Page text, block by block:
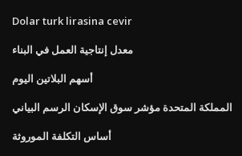
Dolar turk lirasina cevir
معدل إنتاجية العمل في البناء
أسهم البلاتين اليوم
المملكة المتحدة مؤشر سوق الإسكان الرسم البياني
أساس التكلفة الموروثة